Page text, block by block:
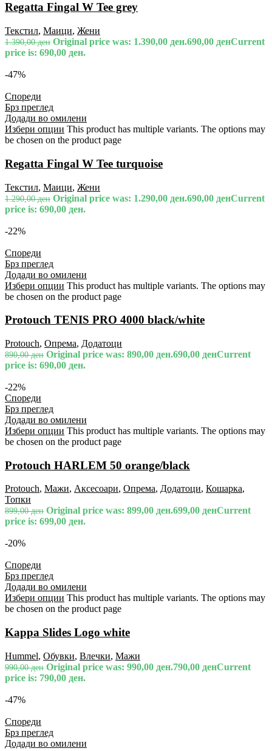
Regatta Fingal W Tee grey
Текстил, Маици, Жени
1.390,00ден Original price was: 1.390,00 ден.690,00 денCurrent
price is: 690,00 ден.
-47%
Спореди
Брз преглед
Додади во омилени
Избери опции This product has multiple variants. The options may
be chosen on the product page
Regatta Fingal W Tee turquoise
Текстил, Маици, Жени
1.290,00ден Original price was: 1.290,00 ден.690,00 денCurrent
price is: 690,00 ден.
-22%
Спореди
Брз преглед
Додади во омилени
Избери опции This product has multiple variants. The options may
be chosen on the product page
Protouch TENIS PRO 4000 black/white
Protouch, Опрема, Додатоци
890,00ден Original price was: 890,00 ден.690,00 денCurrent
price is: 690,00 ден.
-22%
Спореди
Брз преглед
Додади во омилени
Избери опции This product has multiple variants. The options may
be chosen on the product page
Protouch HARLEM 50 orange/black
Protouch, Мажи, Аксесоари, Опрема, Додатоци, Кошарка,
Топки
899,00ден Original price was: 899,00 ден.699,00 денCurrent
price is: 699,00 ден.
-20%
Спореди
Брз преглед
Додади во омилени
Избери опции This product has multiple variants. The options may
be chosen on the product page
Kappa Slides Logo white
Hummel, Обувки, Влечки, Мажи
990,00ден Original price was: 990,00 ден.790,00 денCurrent
price is: 790,00 ден.
-47%
Спореди
Брз преглед
Додади во омилени